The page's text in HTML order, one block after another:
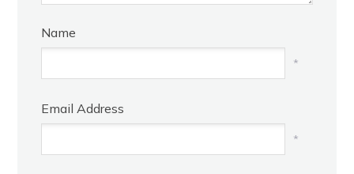
Name
*
Email Address
*